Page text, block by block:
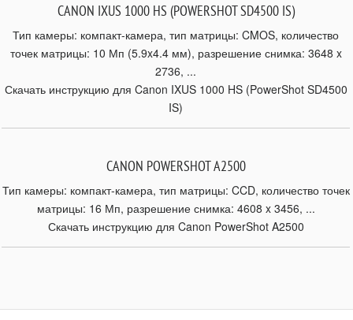
CANON IXUS 1000 HS (POWERSHOT SD4500 IS)
Тип камеры: компакт-камера, тип матрицы: CMOS, количество
точек матрицы: 10 Мп (5.9x4.4 мм), разрешение снимка: 3648 x
2736, ...
Скачать инструкцию для Canon IXUS 1000 HS (PowerShot SD4500
IS)
CANON POWERSHOT A2500
Тип камеры: компакт-камера, тип матрицы: CCD, количество точек
матрицы: 16 Мп, разрешение снимка: 4608 x 3456, ...
Скачать инструкцию для Canon PowerShot A2500